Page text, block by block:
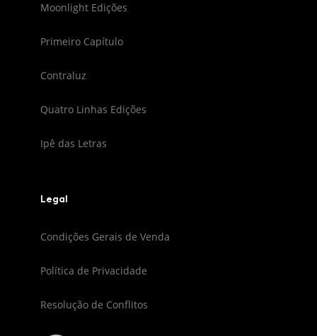
Moonlight Edições
Primeiro Capítulo
Contraluz
Quatro Linhas Edições
Ipê das Letras
Legal
Condições Gerais de Venda
Política de Privacidade
Resolução de Conflitos